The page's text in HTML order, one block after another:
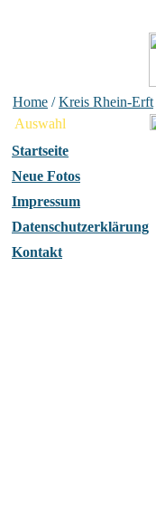
Home /Kreis Rhein-Erft
Auswahl
Startseite
Neue Fotos
Impressum
Datenschutzerklärung
Kontakt